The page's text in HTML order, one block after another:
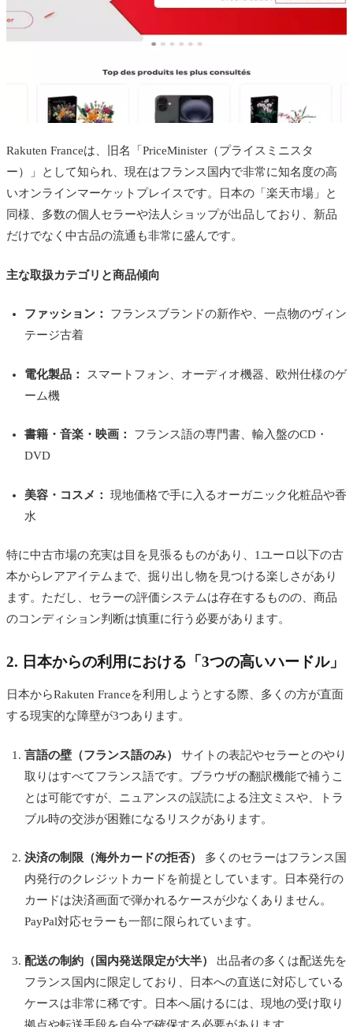
Rakuten Franceは、旧名「PriceMinister（プライスミニスタ
ー）」として知られ、現在はフランス国内で非常に知名度の高
いオンラインマーケットプレイスです。日本の「楽天市場」と
同様、多数の個人セラーや法人ショップが出品しており、新品
だけでなく中古品の流通も非常に盛んです。
主な取扱カテゴリと商品傾向
ファッション：
フランスブランドの新作や、一点物のヴィン
テージ古着
電化製品：
スマートフォン、オーディオ機器、欧州仕様のゲ
ーム機
書籍・音楽・映画：
フランス語の専門書、輸入盤のCD・
DVD
美容・コスメ：
現地価格で手に入るオーガニック化粧品や香
水
特に中古市場の充実は目を見張るものがあり、1ユーロ以下の古
本からレアアイテムまで、掘り出し物を見つける楽しさがあり
ます。ただし、セラーの評価システムは存在するものの、商品
のコンディション判断は慎重に行う必要があります。
2. 日本からの利用における「3つの高いハードル」
日本からRakuten Franceを利用しようとする際、多くの方が直面
する現実的な障壁が3つあります。
言語の壁（フランス語のみ）
サイトの表記やセラーとのやり
取りはすべてフランス語です。ブラウザの翻訳機能で補うこ
とは可能ですが、ニュアンスの誤読による注文ミスや、トラ
ブル時の交渉が困難になるリスクがあります。
決済の制限（海外カードの拒否）
多くのセラーはフランス国
内発行のクレジットカードを前提としています。日本発行の
カードは決済画面で弾かれるケースが少なくありません。
PayPal対応セラーも一部に限られています。
配送の制約（国内発送限定が大半）
出品者の多くは配送先を
フランス国内に限定しており、日本への直送に対応している
ケースは非常に稀です。日本へ届けるには、現地の受け取り
拠点や転送手段を自分で確保する必要があります。